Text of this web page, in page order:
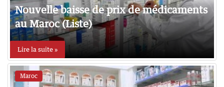
Nouvelle baisse de prix de médicaments
au Maroc (Liste)
Lire la suite »
Maroc